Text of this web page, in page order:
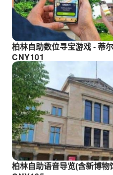
柏林自助数位寻宝游戏 - 蒂
CNY101
柏林自助语音导览(含新博物